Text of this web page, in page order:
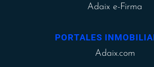
Adaix e-Firma
PORTALES
Adaix.com